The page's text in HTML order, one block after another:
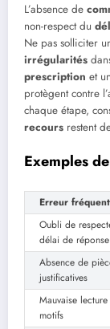
L’absence de
non-respect du
Ne pas solliciter
irrégularités
prescription et
protègent contre
chaque étape,
recours restent
Exemples
Erreur
Oubli de
délai de réponse
Absence de
justificatives
Mauvaise
motifs